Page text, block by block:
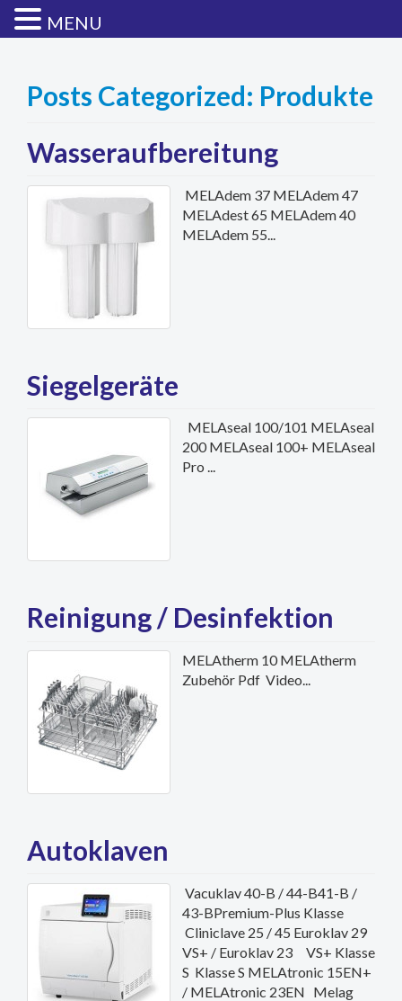
Posts Categorized: Produkte
Wasseraufbereitung
MELAdem 37 MELAdem 47
MELAdest 65 MELAdem 40
MELAdem 55...
Siegelgeräte
MELAseal 100/101 MELAseal
200 MELAseal 100+ MELAseal
Pro ...
Reinigung / Desinfektion
MELAtherm 10 MELAtherm
Zubehör Pdf Video...
Autoklaven
Vacuklav 40-B / 44-B41-B /
43-BPremium-Plus Klasse
Cliniclave 25 / 45 Euroklav 29
VS+ / Euroklav 23 VS+ Klasse
S Klasse S MELAtronic 15EN+
/ MELAtronic 23EN Melag
MENU